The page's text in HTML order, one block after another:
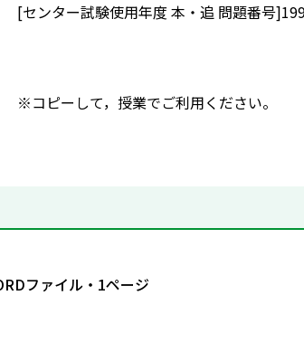
[センター試験使用年度 本・追 問題番号
※コピーして，授業でご利用ください。
ファイル・1ページ